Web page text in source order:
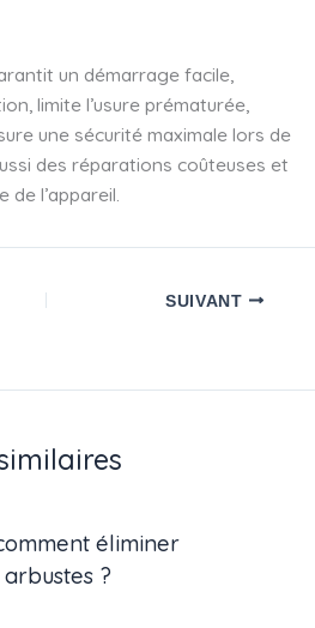
un démarrage facile,
limite l’usure prématurée,
une sécurité maximale lors de
des réparations coûteuses et
l’appareil.
SUIVANT
éliminer
?